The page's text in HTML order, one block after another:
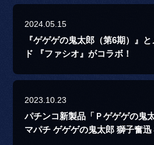
2024.05.15
『ゲゲゲの鬼太郎（第6期）』
ド 『ファシオ』がコラボ！
2023.10.23
パチンコ新製品「Ｐゲゲゲの鬼
マパチ ゲゲゲの鬼太郎 獅子奮